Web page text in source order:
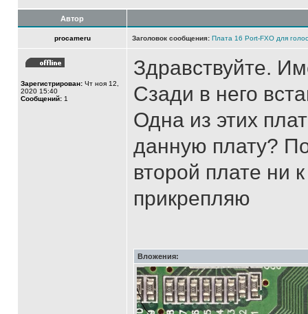
Автор
procameru Заголовок сообщения: Плата 16 Port-FXO для
Зарегистрирован: Чт ноя 12,
2020 15:40
Сообщений: 1
Здравствуйте.
Сзади в него
Одна из этих
данную плату?
второй плате ни
прикрепляю
Вложения: